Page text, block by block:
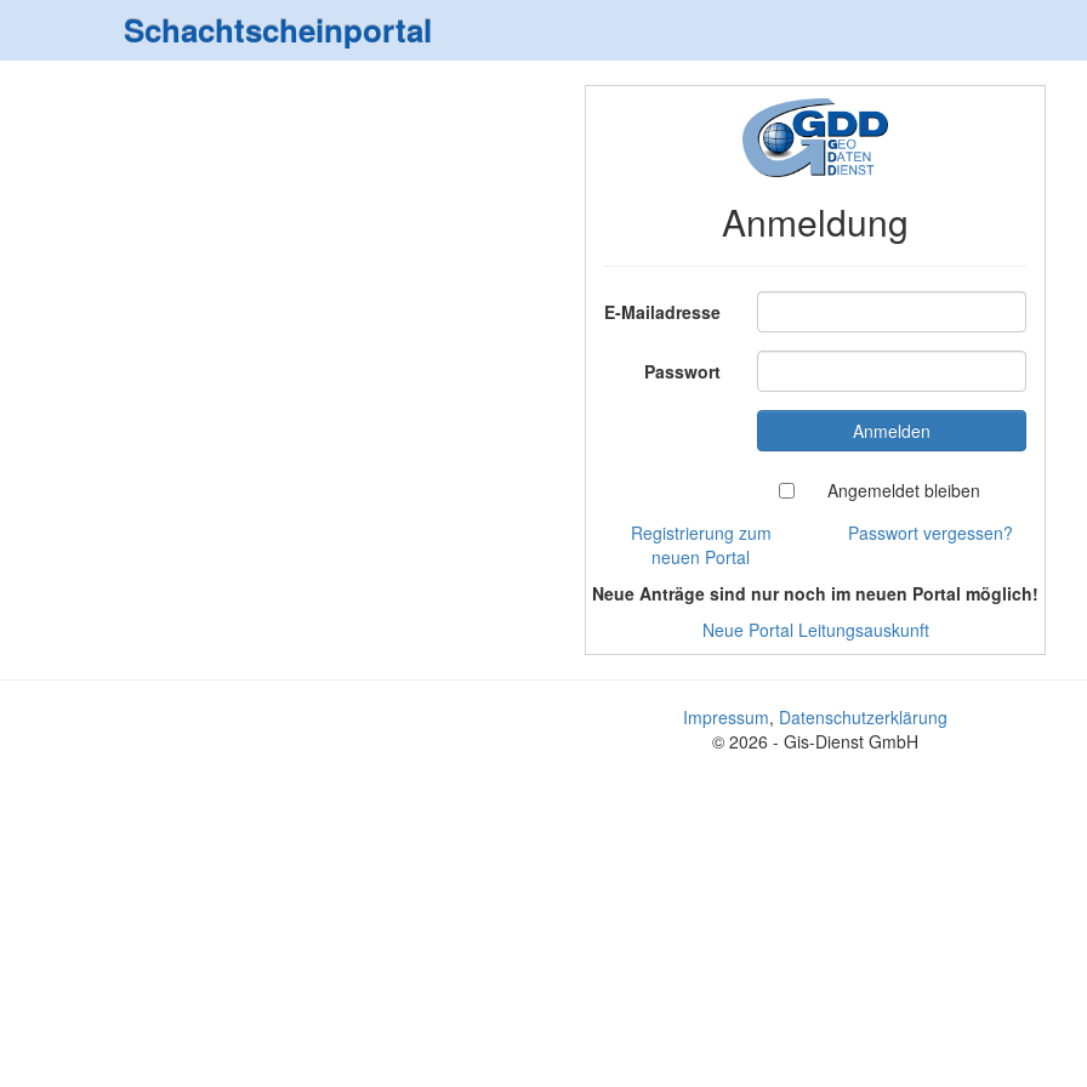
Schachtscheinportal
Anmeldung
E-Mailadresse
Passwort
Angemeldet bleiben
Registrierung zum
neuen Portal
Passwort vergessen?
Neue Anträge sind nur noch im neuen Portal möglich!
Neue Portal Leitungsauskunft
Impressum, Datenschutzerklärung
© 2026 - Gis-Dienst GmbH